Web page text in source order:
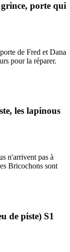
porte qui
de Fred et Dana
pour la réparer.
les lapinous
n'arrivent pas à
Bricochons sont
de piste) S1